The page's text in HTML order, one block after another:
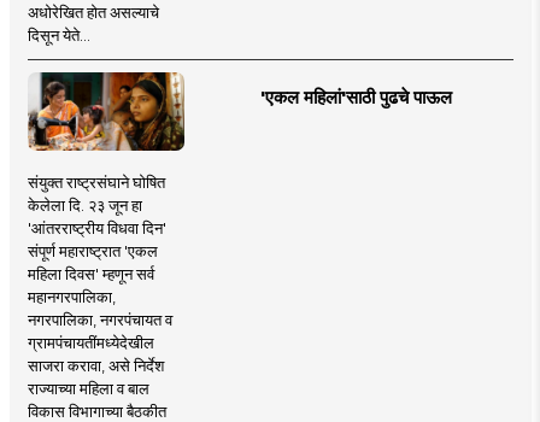
अधोरेखित होत असल्याचे
दिसून येते...
'एकल महिलां'साठी पुढचे पाऊल
संयुक्त राष्ट्रसंघाने घोषित
केलेला दि. २३ जून हा
'आंतरराष्ट्रीय विधवा दिन'
संपूर्ण महाराष्ट्रात 'एकल
महिला दिवस' म्हणून सर्व
महानगरपालिका,
नगरपालिका, नगरपंचायत व
ग्रामपंचायतींमध्येदेखील
साजरा करावा, असे निर्देश
राज्याच्या महिला व बाल
विकास विभागाच्या बैठकीत